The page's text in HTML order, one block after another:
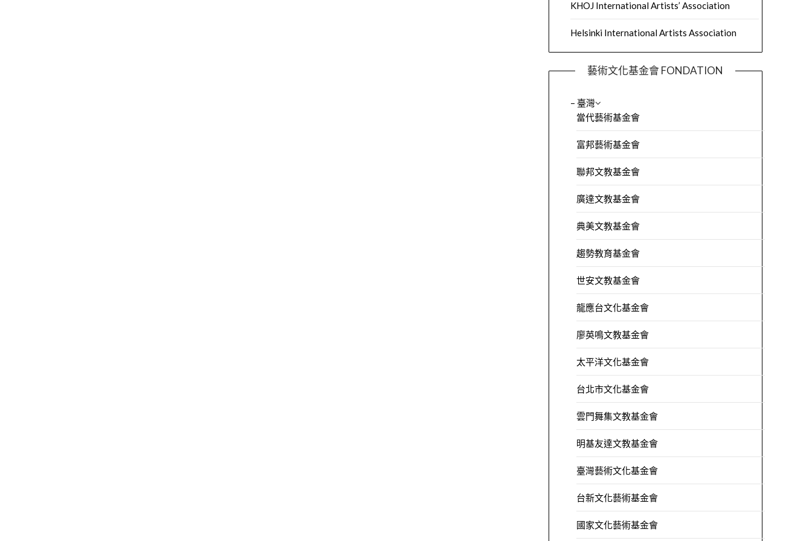
KHOJ International Artists’ Association
Helsinki International Artists Association
藝術文化基金會 FONDATION
– 臺灣
當代藝術基金會
富邦藝術基金會
聯邦文教基金會
廣達文教基金會
典美文教基金會
趨勢教育基金會
世安文教基金會
龍應台文化基金會
廖英鳴文教基金會
太平洋文化基金會
台北市文化基金會
雲門舞集文教基金會
明基友達文教基金會
臺灣藝術文化基金會
台新文化藝術基金會
國家文化藝術基金會